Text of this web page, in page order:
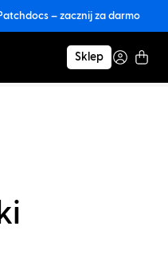
– zacznij za darmo
Sklep